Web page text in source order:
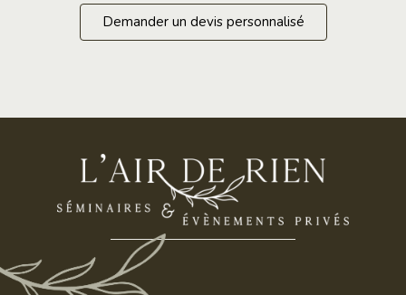
Demander un devis personnalisé